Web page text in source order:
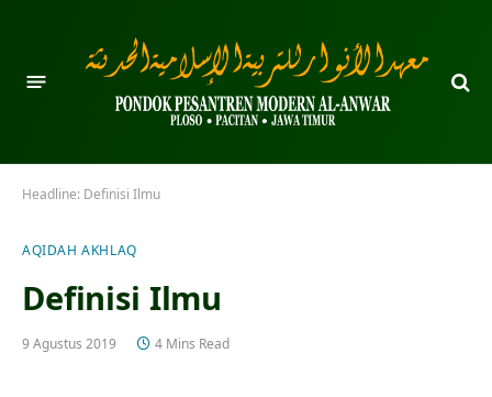
Headline: Definisi Ilmu
AQIDAH AKHLAQ
Definisi Ilmu
9 Agustus 2019 4 Mins Read